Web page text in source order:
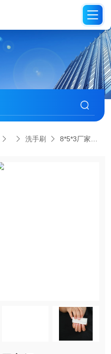
洗手刷 8*5*3厂家直发指甲刷 使用方便